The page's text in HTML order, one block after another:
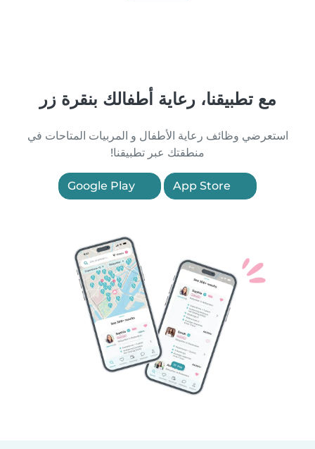
مع تطبيقنا، رعاية أطفالك بنقرة زر
استعرضي وظائف رعاية الأطفال و المربيات المتاحات في
منطقتك عبر تطبيقنا!